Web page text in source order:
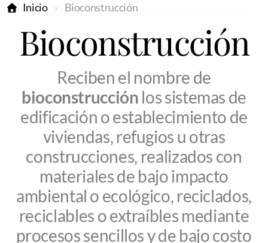
Inicio Bioconstrucción
Bioconstrucción
Reciben el nombre de
bioconstrucción los sistemas de
edificación o establecimiento de
viviendas, refugios u otras
construcciones, realizados con
materiales de bajo impacto
ambiental o ecológico, reciclados,
reciclables o extraíbles mediante
procesos sencillos y de bajo costo